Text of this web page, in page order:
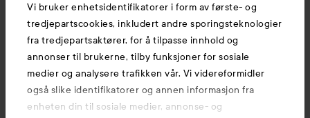
Vi bruker enhetsidentifikatorer i form av første- og
tredjepartscookies, inkludert andre sporingsteknologier
fra tredjepartsaktører, for å tilpasse innhold og
annonser til brukerne, tilby funksjoner for sosiale
medier og analysere trafikken vår. Vi videreformidler
også slike identifikatorer og annen informasjon fra
enheten din til sosiale medier, annonse- og
Også av interesse